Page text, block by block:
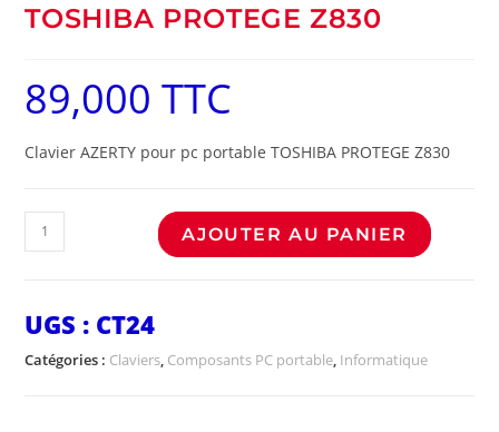
TOSHIBA PROTEGE Z830
89,000TTC
Clavier AZERTY pour pc portable TOSHIBA PROTEGE Z830
AJOUTER AU PANIER
UGS : CT24
Catégories : Claviers, Composants PC portable, Informatique